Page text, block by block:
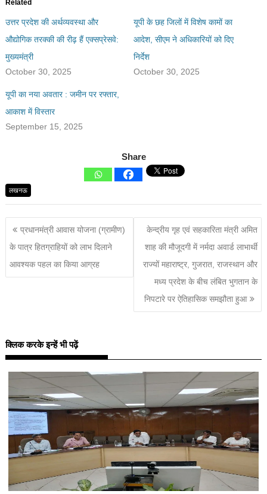
Related
उत्तर प्रदेश की अर्थव्यवस्था और
औद्योगिक तरक्की की रीढ़ हैं एक्सप्रेसवे:
मुख्यमंत्री
October 30, 2025
यूपी के छह जिलों में विशेष कामों का
आदेश, सीएम ने अधिकारियों को दिए
निर्देश
October 30, 2025
यूपी का नया अवतार : जमीन पर रफ्तार,
आकाश में विस्तार
September 15, 2025
Share
लखनऊ
प्रधानमंत्री आवास योजना (ग्रामीण)
के पात्र हितग्राहियों को लाभ दिलाने
आवश्यक पहल का किया आग्रह
केन्द्रीय गृह एवं सहकारिता मंत्री अमित
शाह की मौजूदगी में नर्मदा अवार्ड लाभार्थी
राज्यों महाराष्ट्र, गुजरात, राजस्थान और
मध्य प्रदेश के बीच लंबित भुगतान के
निपटारे पर ऐतिहासिक समझौता हुआ
क्लिक करके इन्हें भी पढ़ें